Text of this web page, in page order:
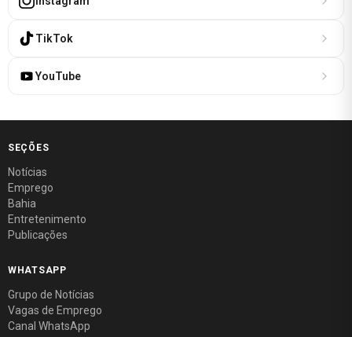
TikTok
YouTube
SEÇÕES
Notícias
Emprego
Bahia
Entretenimento
Publicações
WHATSAPP
Grupo de Notícias
Vagas de Emprego
Canal WhatsApp